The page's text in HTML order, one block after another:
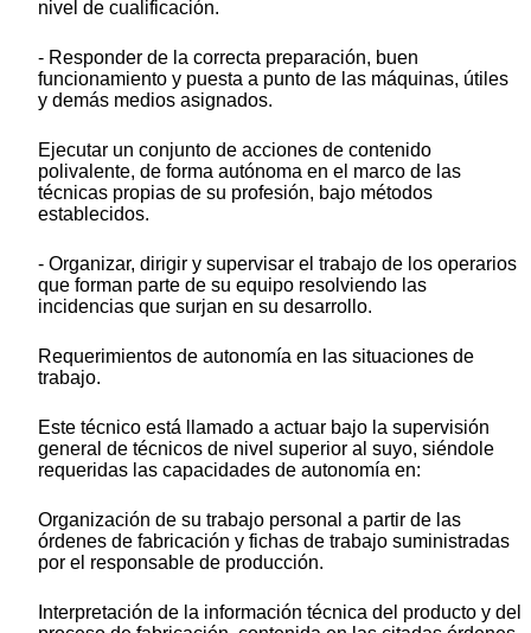
nivel de cualificación.
- Responder de la correcta preparación, buen
funcionamiento y puesta a punto de las máquinas, útiles
y demás medios asignados.
Ejecutar un conjunto de acciones de contenido
polivalente, de forma autónoma en el marco de las
técnicas propias de su profesión, bajo métodos
establecidos.
- Organizar, dirigir y supervisar el trabajo de los operarios
que forman parte de su equipo resolviendo las
incidencias que surjan en su desarrollo.
Requerimientos de autonomía en las situaciones de
trabajo.
Este técnico está llamado a actuar bajo la supervisión
general de técnicos de nivel superior al suyo, siéndole
requeridas las capacidades de autonomía en:
Organización de su trabajo personal a partir de las
órdenes de fabricación y fichas de trabajo suministradas
por el responsable de producción.
Interpretación de la información técnica del producto y del